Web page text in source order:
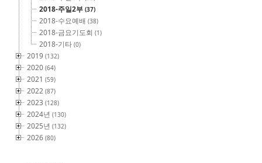
2018-주일2부(37)
2018-수요예배(38)
2018-금요기도회(1)
2018-기타(0)
2019(132)
2020(64)
2021(59)
2022(87)
2023(128)
2024년(130)
2025년(132)
2026(80)